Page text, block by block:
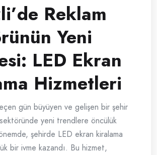
Reklam
Yeni
LED Ekran
Hizmetleri
gün büyüyen ve gelişen bir şehir
yeni trendlere öncülük
şehirde LED ekran kiralama
bir ivme kazandı. Bu hizmet,